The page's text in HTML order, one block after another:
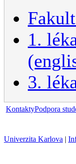
1.
3.
KontaktyPodpora
Univerzita Karlova |